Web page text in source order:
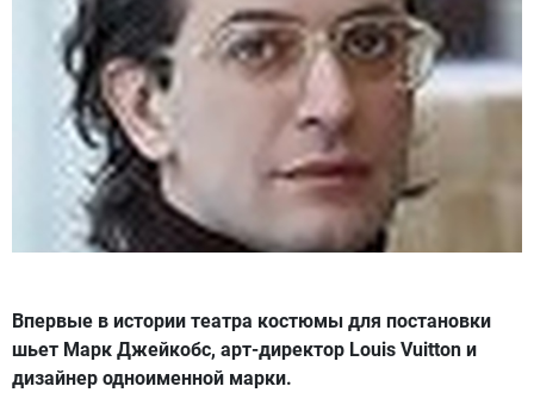
Впервые в истории театра костюмы для постановки
шьет Марк Джейкобс, арт-директор Louis Vuitton и
дизайнер одноименной марки.